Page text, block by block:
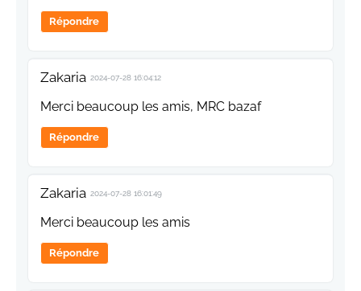
Répondre
Zakaria 2024-07-28 16:04:12
Merci beaucoup les amis, MRC bazaf
Répondre
Zakaria 2024-07-28 16:01:49
Merci beaucoup les amis
Répondre